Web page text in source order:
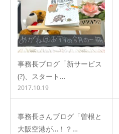
事務長ブログ「新サービス
(?)、スタート…
2017.10.19
事務長さんブログ「曽根と
大阪空港が…！？…